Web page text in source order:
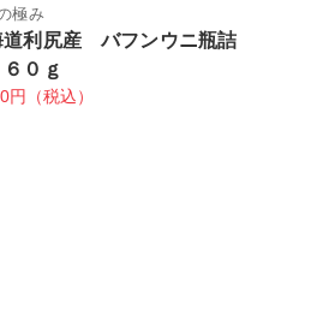
極み
道利尻産 バフンウニ瓶詰
０ｇ
円（税込）